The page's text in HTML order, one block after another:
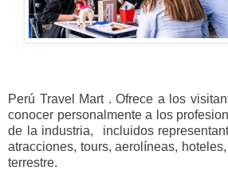
Perú Travel Mart . Ofrece a los
conocer personalmente a los
de la industria, incluidos
atracciones, tours, aerolíneas,
terrestre.